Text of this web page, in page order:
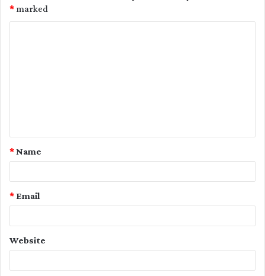
marked
*
t
Name
*
Email
*
Website